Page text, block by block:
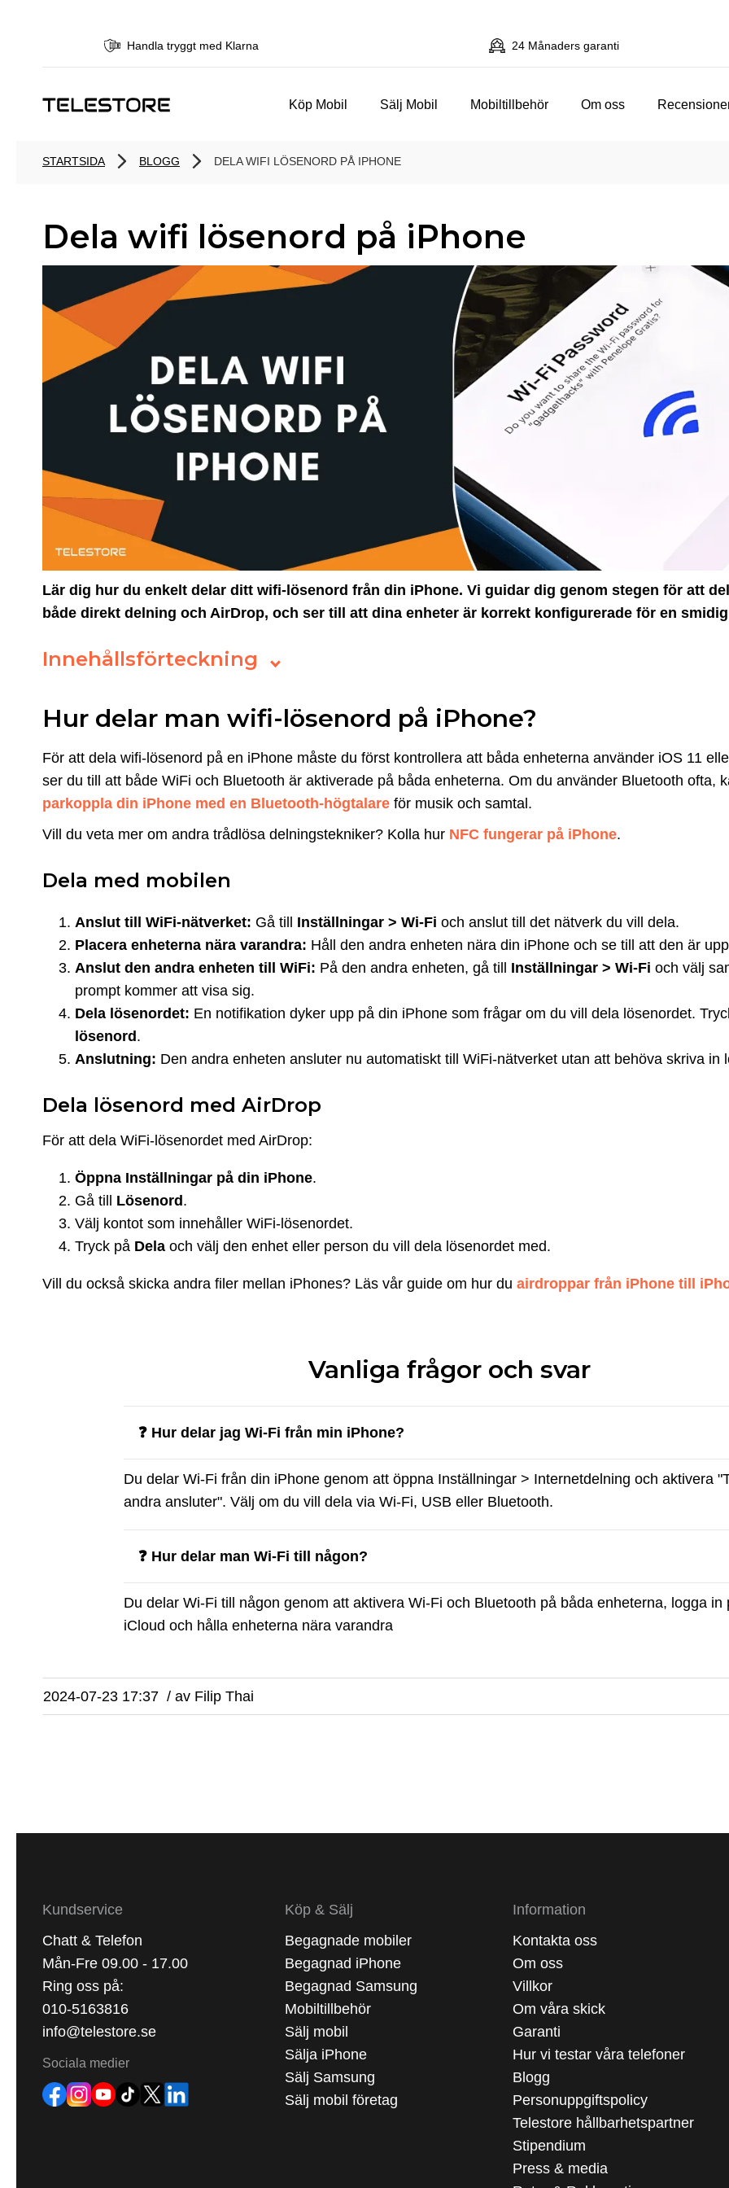
Handla tryggt med Klarna 24 Månaders garanti
Köp Mobil Sälj Mobil Mobiltillbehör Om oss
STARTSIDA BLOGG DELA WIFI LÖSENORD PÅ IPHONE
Dela wifi lösenord på iPhone
Lär dig hur du enkelt delar ditt wifi-lösenord från din iPhone. Vi guidar dig genom stegen för att
både direkt delning och AirDrop, och ser till att dina enheter är korrekt konfigurerade för en
Innehållsförteckning
Hur delar man wifi-lösenord på iPhone?
För att dela wifi-lösenord på en iPhone måste du först kontrollera att båda enheterna använder iOS 11
ser du till att både WiFi och Bluetooth är aktiverade på båda enheterna. Om du använder Bluetooth ofta,
parkoppla din iPhone med en Bluetooth-högtalare för musik och samtal.
Vill du veta mer om andra trådlösa delningstekniker? Kolla hur NFC fungerar på iPhone.
Dela med mobilen
Anslut till WiFi-nätverket: Gå till Inställningar > Wi-Fi och anslut till det nätverk du vill dela.
Placera enheterna nära varandra: Håll den andra enheten nära din iPhone och se till att den är
Anslut den andra enheten till WiFi: På den andra enheten, gå till Inställningar > Wi-Fi och välj
prompt kommer att visa sig.
Dela lösenordet: En notifikation dyker upp på din iPhone som frågar om du vill dela lösenordet.
lösenord .
Anslutning: Den andra enheten ansluter nu automatiskt till WiFi-nätverket utan att behöva skriva in
Dela lösenord med AirDrop
För att dela WiFi-lösenordet med AirDrop:
Öppna Inställningar på din iPhone.
Gå till Lösenord .
Välj kontot som innehåller WiFi-lösenordet.
Tryck på Dela och välj den enhet eller person du vill dela lösenordet med.
Vill du också skicka andra filer mellan iPhones? Läs vår guide om hur du airdroppar från iPhone till
Vanliga frågor och svar
❓ Hur delar jag Wi-Fi från min iPhone?
Du delar Wi-Fi från din iPhone genom att öppna Inställningar > Internetdelning och aktivera
andra ansluter". Välj om du vill dela via Wi-Fi, USB eller Bluetooth.
❓ Hur delar man Wi-Fi till någon?
Du delar Wi-Fi till någon genom att aktivera Wi-Fi och Bluetooth på båda enheterna, logga in
iCloud och hålla enheterna nära varandra
2024-07-23 17:37 / av Filip Thai
Kundservice
Chatt & Telefon
Mån-Fre 09.00 - 17.00
Ring oss på:
010-5163816
info@telestore.se
Sociala medier
Köp & Sälj
Begagnade mobiler
Begagnad iPhone
Begagnad Samsung
Mobiltillbehör
Sälj mobil
Sälja iPhone
Sälj Samsung
Sälj mobil företag
Information
Kontakta oss
Om oss
Villkor
Om våra skick
Garanti
Hur vi testar våra telefoner
Blogg
Personuppgiftspolicy
Telestore hållbarhetspartner
Stipendium
Press & media